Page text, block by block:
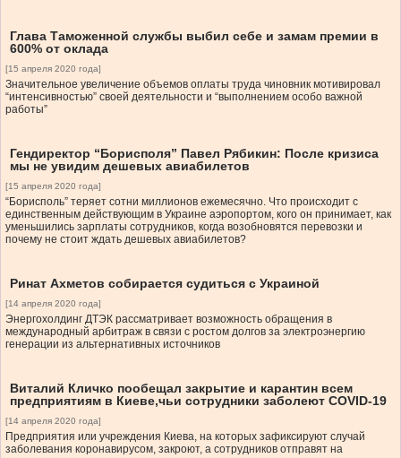
Глава Таможенной службы выбил себе и замам премии в
600% от оклада
[15 апреля 2020 года]
Значительное увеличение объемов оплаты труда чиновник мотивировал
“интенсивностью” своей деятельности и “выполнением особо важной
работы”
Гендиректор “Борисполя” Павел Рябикин: После кризиса
мы не увидим дешевых авиабилетов
[15 апреля 2020 года]
“Борисполь” теряет сотни миллионов ежемесячно. Что происходит с
единственным действующим в Украине аэропортом, кого он принимает, как
уменьшились зарплаты сотрудников, когда возобновятся перевозки и
почему не стоит ждать дешевых авиабилетов?
Ринат Ахметов собирается судиться с Украиной
[14 апреля 2020 года]
Энергохолдинг ДТЭК рассматривает возможность обращения в
международный арбитраж в связи с ростом долгов за электроэнергию
генерации из альтернативных источников
Виталий Кличко пообещал закрытие и карантин всем
предприятиям в Киеве,чьи сотрудники заболеют COVID-19
[14 апреля 2020 года]
Предприятия или учреждения Киева, на которых зафиксируют случай
заболевания коронавирусом, закроют, а сотрудников отправят на